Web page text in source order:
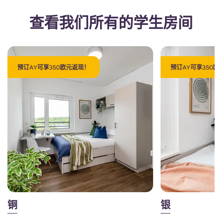
查看我们所有的学生房间
预订AY可享350欧元返现！
铜
预订AY可享350欧
银